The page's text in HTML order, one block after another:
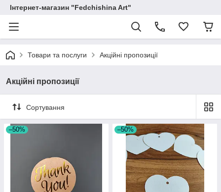
Інтернет-магазин "Fedchishina Art"
Товари та послуги Акційні пропозиції
Акційні пропозиції
Сортування
–50% –50%